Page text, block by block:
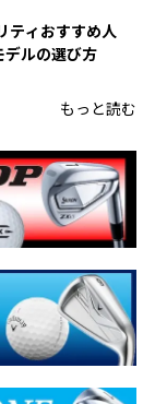
ティおすすめ人
ルの選び方
もっと読む